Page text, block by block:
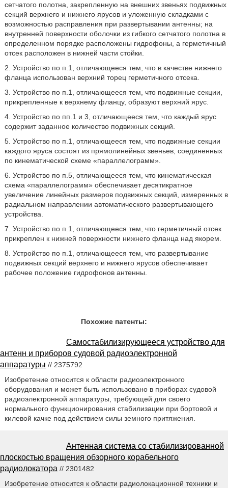
сетчатого полотна, закрепленную на внешних звеньях подвижных
секций верхнего и нижнего ярусов и уложенную складками с
возможностью расправления при развертывании антенны; на
внутренней поверхности оболочки из гибкого сетчатого полотна в
определенном порядке расположены гидрофоны, а герметичный
отсек расположен в нижней части стойки.
2. Устройство по п.1, отличающееся тем, что в качестве нижнего
фланца использован верхний торец герметичного отсека.
3. Устройство по п.1, отличающееся тем, что подвижные секции,
прикрепленные к верхнему фланцу, образуют верхний ярус.
4. Устройство по пп.1 и 3, отличающееся тем, что каждый ярус
содержит заданное количество подвижных секций.
5. Устройство по п.1, отличающееся тем, что подвижные секции
каждого яруса состоят из прямолинейных звеньев, соединенных
по кинематической схеме «параллелограмм».
6. Устройство по п.5, отличающееся тем, что кинематическая
схема «параллелограмм» обеспечивает десятикратное
увеличение линейных размеров подвижных секций, измеренных в
радиальном направлении автоматического развертывающего
устройства.
7. Устройство по п.1, отличающееся тем, что герметичный отсек
прикреплен к нижней поверхности нижнего фланца над якорем.
8. Устройство по п.1, отличающееся тем, что развертывание
подвижных секций верхнего и нижнего ярусов обеспечивает
рабочее положение гидрофонов антенны.
Похожие патенты:
Самостабилизирующееся устройство для
антенн и приборов судовой радиоэлектронной
аппаратуры // 2375792
Изобретение относится к области радиоэлектронного
оборудования и может быть использовано в приборах судовой
радиоэлектронной аппаратуры, требующей для своего
нормального функционирования стабилизации при бортовой и
килевой качке под действием силы земного притяжения.
Антенная система со стабилизированной
плоскостью вращения обзорного корабельного
радиолокатора // 2301482
Изобретение относится к области радиолокационной техники и